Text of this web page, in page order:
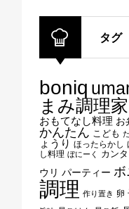
タグ
boniq
まみ調理
おもてなし料理 お
かんたん こども
ょうり ほったらかし
し料理 ぼにーく カン
ウリ パーティー ボ
調理 作り置き 卵